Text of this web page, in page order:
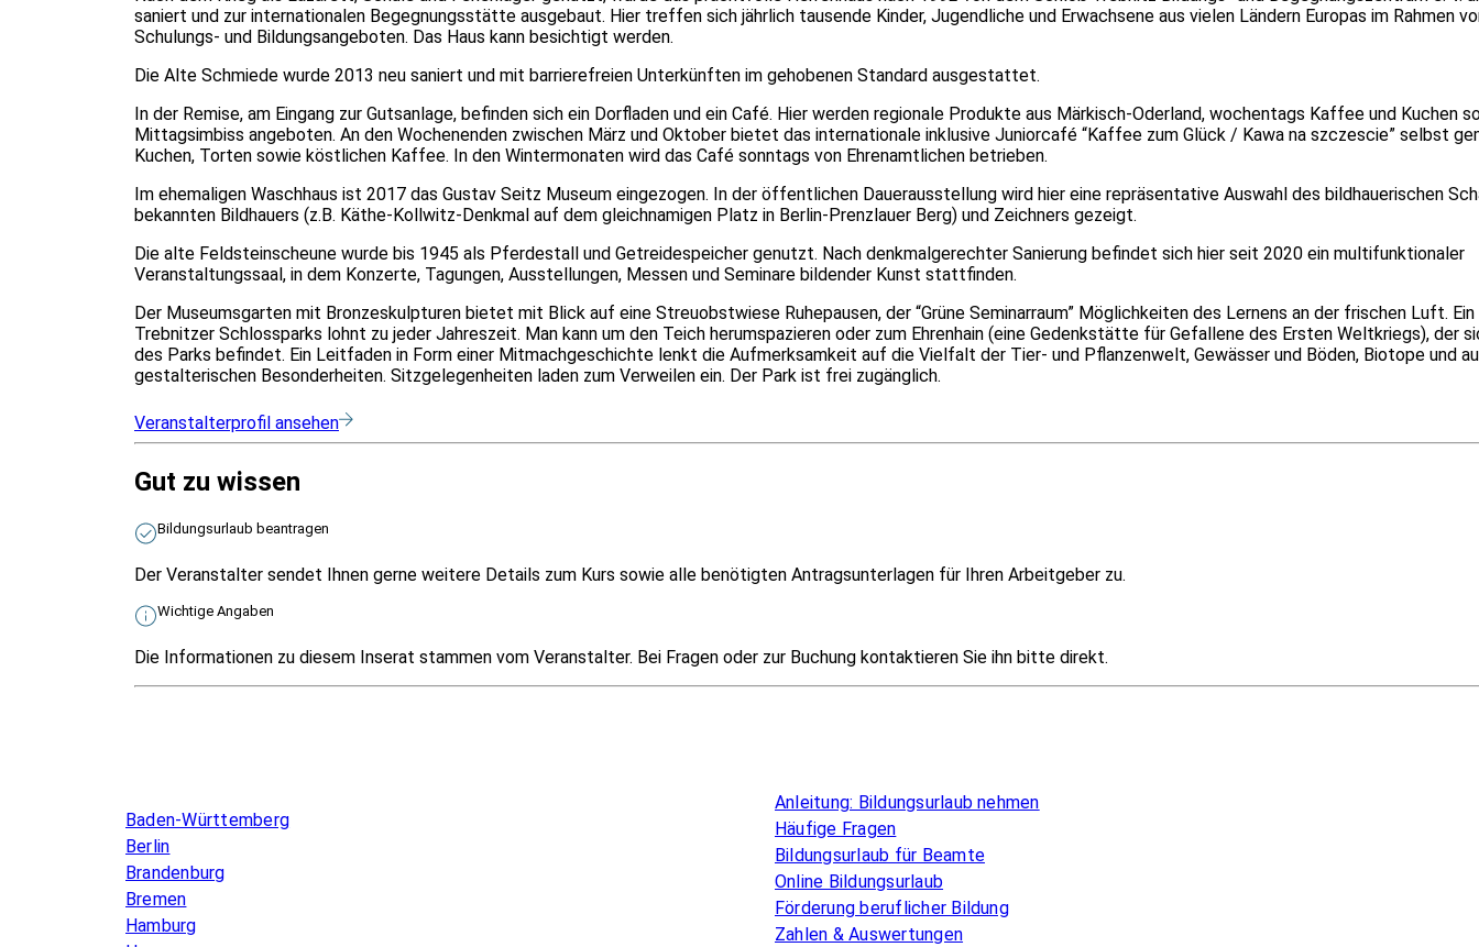
saniert und zur internationalen Begegnungsstätte ausgebaut. Hier treffen sich jährlich tausende Kinder, Jugendliche und Erwachsene aus vielen Ländern Europas im Rahmen
Schulungs- und Bildungsangeboten. Das Haus kann besichtigt werden.
Die Alte Schmiede wurde 2013 neu saniert und mit barrierefreien Unterkünften im gehobenen Standard ausgestattet.
In der Remise, am Eingang zur Gutsanlage, befinden sich ein Dorfladen und ein Café. Hier werden regionale Produkte aus Märkisch-Oderland, wochentags Kaffee und Kuchen
Mittagsimbiss angeboten. An den Wochenenden zwischen März und Oktober bietet das internationale inklusive Juniorcafé “Kaffee zum Glück / Kawa na szczescie” selbst
Kuchen, Torten sowie köstlichen Kaffee. In den Wintermonaten wird das Café sonntags von Ehrenamtlichen betrieben.
Im ehemaligen Waschhaus ist 2017 das Gustav Seitz Museum eingezogen. In der öffentlichen Dauerausstellung wird hier eine repräsentative Auswahl des bildhauerischen
bekannten Bildhauers (z.B. Käthe-Kollwitz-Denkmal auf dem gleichnamigen Platz in Berlin-Prenzlauer Berg) und Zeichners gezeigt.
Die alte Feldsteinscheune wurde bis 1945 als Pferdestall und Getreidespeicher genutzt. Nach denkmalgerechter Sanierung befindet sich hier seit 2020 ein multifunktionaler
Veranstaltungssaal, in dem Konzerte, Tagungen, Ausstellungen, Messen und Seminare bildender Kunst stattfinden.
Der Museumsgarten mit Bronzeskulpturen bietet mit Blick auf eine Streuobstwiese Ruhepausen, der “Grüne Seminarraum” Möglichkeiten des Lernens an der frischen Luft.
Trebnitzer Schlossparks lohnt zu jeder Jahreszeit. Man kann um den Teich herumspazieren oder zum Ehrenhain (eine Gedenkstätte für Gefallene des Ersten Weltkriegs), der
des Parks befindet. Ein Leitfaden in Form einer Mitmachgeschichte lenkt die Aufmerksamkeit auf die Vielfalt der Tier- und Pflanzenwelt, Gewässer und Böden, Biotope und
gestalterischen Besonderheiten. Sitzgelegenheiten laden zum Verweilen ein. Der Park ist frei zugänglich.
Veranstalterprofil ansehen
Gut zu wissen
Bildungsurlaub beantragen
Der Veranstalter sendet Ihnen gerne weitere Details zum Kurs sowie alle benötigten Antragsunterlagen für Ihren Arbeitgeber zu.
Wichtige Angaben
Die Informationen zu diesem Inserat stammen vom Veranstalter. Bei Fragen oder zur Buchung kontaktieren Sie ihn bitte direkt.
Baden-Württemberg
Berlin
Brandenburg
Bremen
Hamburg
Anleitung: Bildungsurlaub nehmen
Häufige Fragen
Bildungsurlaub für Beamte
Online Bildungsurlaub
Förderung beruflicher Bildung
Zahlen & Auswertungen